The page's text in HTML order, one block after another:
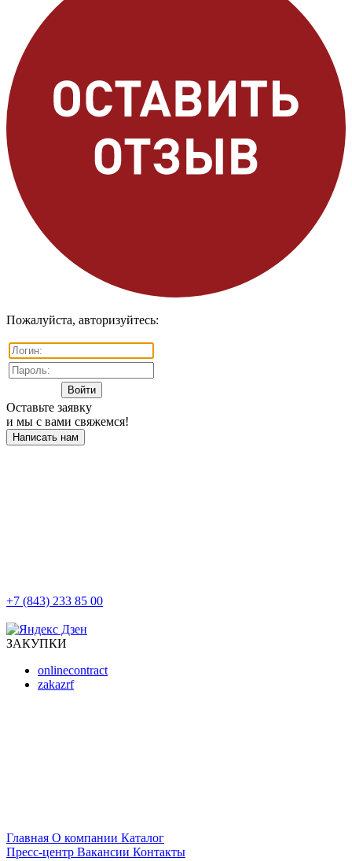
Пожалуйста, авторизуйтесь:
Оставьте заявку
и мы с вами свяжемся!
Написать нам
+7 (843) 233 85 00
ЗАКУПКИ
onlinecontract
zakazrf
Главная О компании Каталог
Пресс-центр Вакансии Контакты